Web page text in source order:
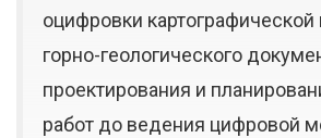
оцифровки
горно-геологического
проектирования и
работ до ведения цифровой